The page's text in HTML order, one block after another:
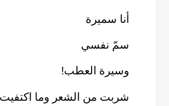
أنا سميرة
سمّ نفسي
وسيرة العطب!
شربت من الشعر وما اكتفيت